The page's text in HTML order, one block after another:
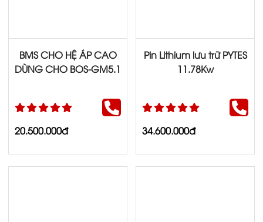
BMS CHO HỆ ÁP CAO
DÙNG CHO BOS-GM5.1
20.500.000đ
Pin Lithium lưu trữ PYTES
11.78Kw
34.600.000đ